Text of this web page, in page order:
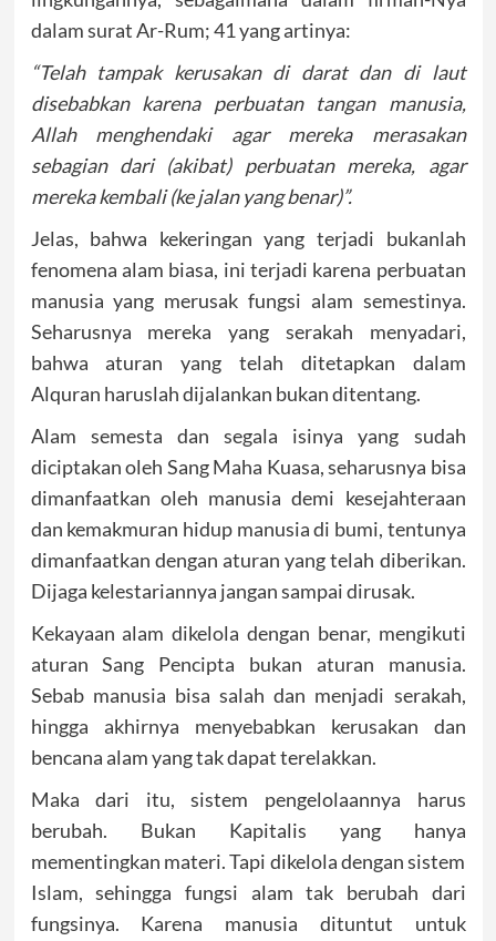
dalam surat Ar-Rum; 41 yang artinya:
“Telah tampak kerusakan di darat dan di laut
disebabkan karena perbuatan tangan manusia,
Allah menghendaki agar mereka merasakan
sebagian dari (akibat) perbuatan mereka, agar
mereka kembali (ke jalan yang benar)”.
Jelas, bahwa kekeringan yang terjadi bukanlah
fenomena alam biasa, ini terjadi karena perbuatan
manusia yang merusak fungsi alam semestinya.
Seharusnya mereka yang serakah menyadari,
bahwa aturan yang telah ditetapkan dalam
Alquran haruslah dijalankan bukan ditentang.
Alam semesta dan segala isinya yang sudah
diciptakan oleh Sang Maha Kuasa, seharusnya bisa
dimanfaatkan oleh manusia demi kesejahteraan
dan kemakmuran hidup manusia di bumi, tentunya
dimanfaatkan dengan aturan yang telah diberikan.
Dijaga kelestariannya jangan sampai dirusak.
Kekayaan alam dikelola dengan benar, mengikuti
aturan Sang Pencipta bukan aturan manusia.
Sebab manusia bisa salah dan menjadi serakah,
hingga akhirnya menyebabkan kerusakan dan
bencana alam yang tak dapat terelakkan.
Maka dari itu, sistem pengelolaannya harus
berubah. Bukan Kapitalis yang hanya
mementingkan materi. Tapi dikelola dengan sistem
Islam, sehingga fungsi alam tak berubah dari
fungsinya. Karena manusia dituntut untuk